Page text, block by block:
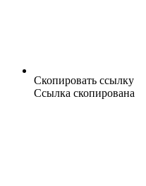
Скопировать ссылку
Ссылка скопирована